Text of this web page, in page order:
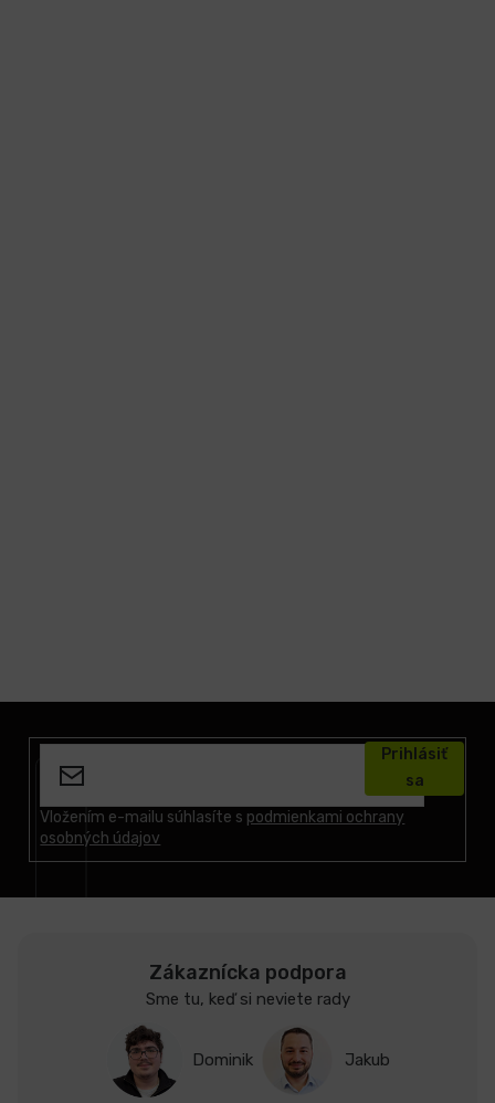
Vložením e-mailu súhlasíte s podmienkami ochrany
osobných údajov
Prihlásiť
sa
Zákaznícka podpora
Sme tu, keď si neviete rady
Dominik Jakub